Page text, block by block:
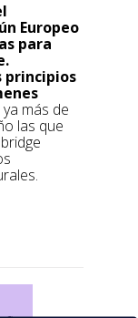
Europeo
para
principios
más de
las que